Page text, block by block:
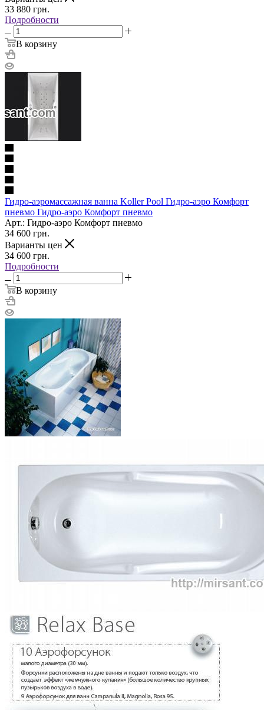
33 880 грн.
Подробности
В корзину
Гидро-аэромассажная ванна Koller Pool Гидро-аэро Комфорт
пневмо Гидро-аэро Комфорт пневмо
Арт.: Гидро-аэро Комфорт пневмо
34 600 грн.
Варианты цен
34 600 грн.
Подробности
В корзину